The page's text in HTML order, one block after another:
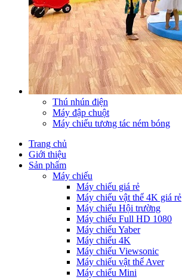
Thú nhún điện
Máy đập chuột
Máy chiếu tương tác ném bóng
Trang chủ
Giới thiệu
Sản phẩm
Máy chiếu
Máy chiếu giá rẻ
Máy chiếu vật thể 4K giá rẻ
Máy chiếu Hội trường
Máy chiếu Full HD 1080
Máy chiếu Yaber
Máy chiếu 4K
Máy chiếu Viewsonic
Máy chiếu vật thể Aver
Máy chiếu Mini